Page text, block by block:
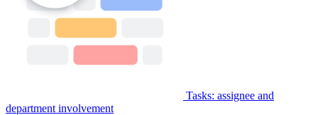
Tasks: assignee and
department involvement